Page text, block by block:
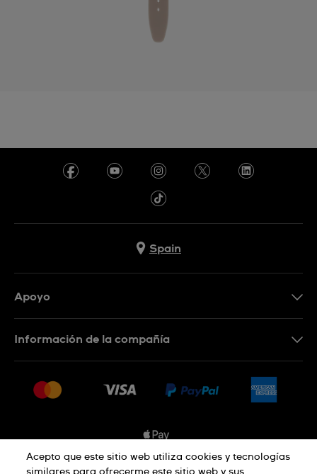
Spain
Apoyo
Devoluciones
Sistema de información
Información de la compañía
Empleo
Acepto que este sitio web utiliza cookies y tecnologías
similares para ofrecerme este sitio web y sus